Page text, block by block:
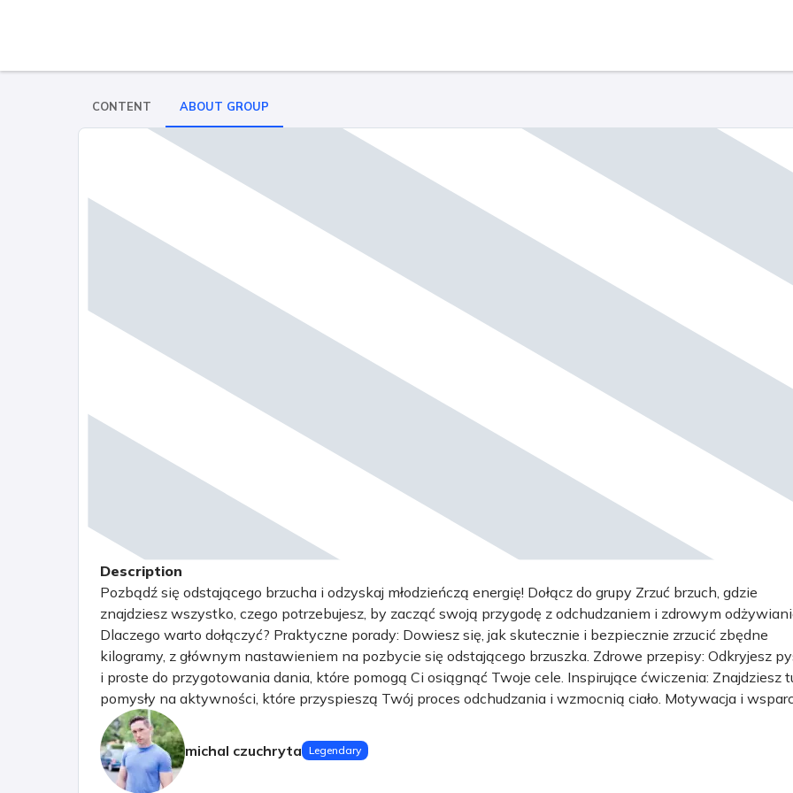
CONTENT ABOUT GROUP
Description
Pozbądź się odstającego brzucha i odzyskaj młodzieńczą energię! Dołącz do grupy Zrzuć brzuch, gdzie
znajdziesz wszystko, czego potrzebujesz, by zacząć swoją przygodę z odchudzaniem i zdrowym
Dlaczego warto dołączyć? Praktyczne porady: Dowiesz się, jak skutecznie i bezpiecznie zrzucić zbędne
kilogramy, z głównym nastawieniem na pozbycie się odstającego brzuszka. Zdrowe przepisy: Odkryjesz
i proste do przygotowania dania, które pomogą Ci osiągnąć Twoje cele. Inspirujące ćwiczenia: Znajdziesz
pomysły na aktywności, które przyspieszą Twój proces odchudzania i wzmocnią ciało. Motywacja i
Razem jest łatwiej! Znajdziesz tu osoby o podobnych celach i wyzwaniach. Nie musisz tego robić sam! W
naszej grupie znajdziesz inspirację, praktyczne wskazówki i mnóstwo pozytywnej energii. Dołącz teraz i
swoją transformację. Nie odkładaj tego na bardziej odpowiedni czas, najlepszy czas żeby zacząć dbać o
zdrowie jest zawsze dzisiaj! Zapraszam.
michal czuchryta Legendary